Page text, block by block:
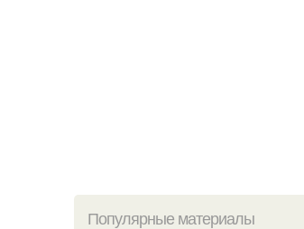
Популярные материалы